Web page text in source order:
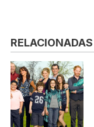
RELACIONADAS